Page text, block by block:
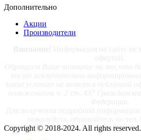
Дополнительно
Акции
Производители
Copyright © 2018-2024. All rights reserved.